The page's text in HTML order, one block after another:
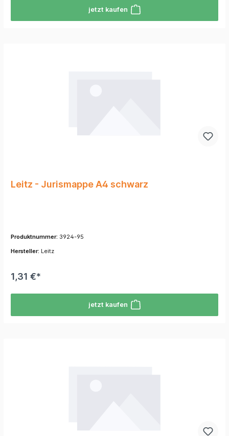
jetzt kaufen
Leitz - Jurismappe A4 schwarz
Produktnummer: 3924-95
Hersteller: Leitz
1,31 €*
jetzt kaufen